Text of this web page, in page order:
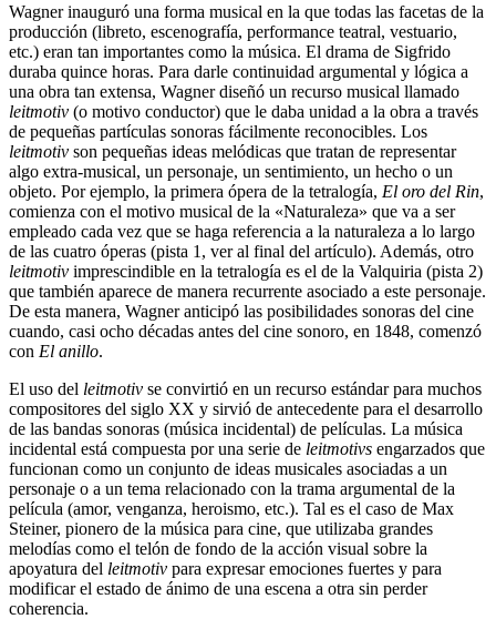
Wagner inauguró una forma musical en la que todas las facetas de la
producción (libreto, escenografía, performance teatral, vestuario,
etc.) eran tan importantes como la música. El drama de Sigfrido
duraba quince horas. Para darle continuidad argumental y lógica a
una obra tan extensa, Wagner diseñó un recurso musical llamado
leitmotiv (o motivo conductor) que le daba unidad a la obra a través
de pequeñas partículas sonoras fácilmente reconocibles. Los
leitmotiv son pequeñas ideas melódicas que tratan de representar
algo extra-musical, un personaje, un sentimiento, un hecho o un
objeto. Por ejemplo, la primera ópera de la tetralogía, El oro del Rin,
comienza con el motivo musical de la «Naturaleza» que va a ser
empleado cada vez que se haga referencia a la naturaleza a lo largo
de las cuatro óperas (pista 1, ver al final del artículo). Además, otro
leitmotiv imprescindible en la tetralogía es el de la Valquiria (pista 2)
que también aparece de manera recurrente asociado a este personaje.
De esta manera, Wagner anticipó las posibilidades sonoras del cine
cuando, casi ocho décadas antes del cine sonoro, en 1848, comenzó
con El anillo.
El uso del leitmotiv se convirtió en un recurso estándar para muchos
compositores del siglo XX y sirvió de antecedente para el desarrollo
de las bandas sonoras (música incidental) de películas. La música
incidental está compuesta por una serie de leitmotivs engarzados que
funcionan como un conjunto de ideas musicales asociadas a un
personaje o a un tema relacionado con la trama argumental de la
película (amor, venganza, heroismo, etc.). Tal es el caso de Max
Steiner, pionero de la música para cine, que utilizaba grandes
melodías como el telón de fondo de la acción visual sobre la
apoyatura del leitmotiv para expresar emociones fuertes y para
modificar el estado de ánimo de una escena a otra sin perder
coherencia.